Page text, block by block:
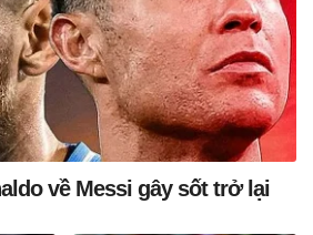
về Messi gây sốt trở lại